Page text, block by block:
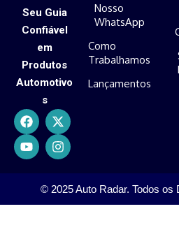
Seu Guia
Confiável
em
Produtos
Automotivo
s
Nosso
WhatsApp
Como
Trabalhamos
Lançamentos
© 2025 Auto Radar. Todos os